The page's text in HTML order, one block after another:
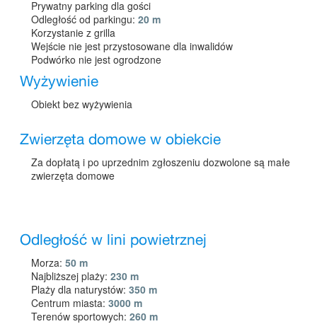
Prywatny parking dla gości
Odległość od parkingu: 20 m
Korzystanie z grilla
Wejście nie jest przystosowane dla inwalidów
Podwórko nie jest ogrodzone
Wyżywienie
Obiekt bez wyżywienia
Zwierzęta domowe w obiekcie
Za dopłatą i po uprzednim zgłoszeniu dozwolone są małe
zwierzęta domowe
Odległość w lini powietrznej
Morza: 50 m
Najbliższej plaży: 230 m
Plaży dla naturystów: 350 m
Centrum miasta: 3000 m
Terenów sportowych: 260 m